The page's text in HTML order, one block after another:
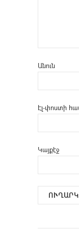
Անուն
Էլ-փոստի
Կայքէջ